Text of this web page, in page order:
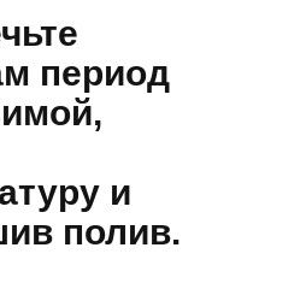
период
и
полив.